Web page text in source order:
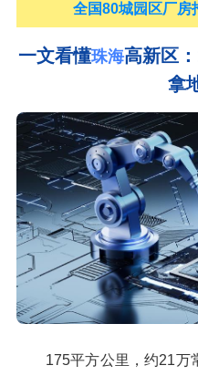
全国80城园区厂房
一文看懂珠海高新区
拿
175平方公里，约21万